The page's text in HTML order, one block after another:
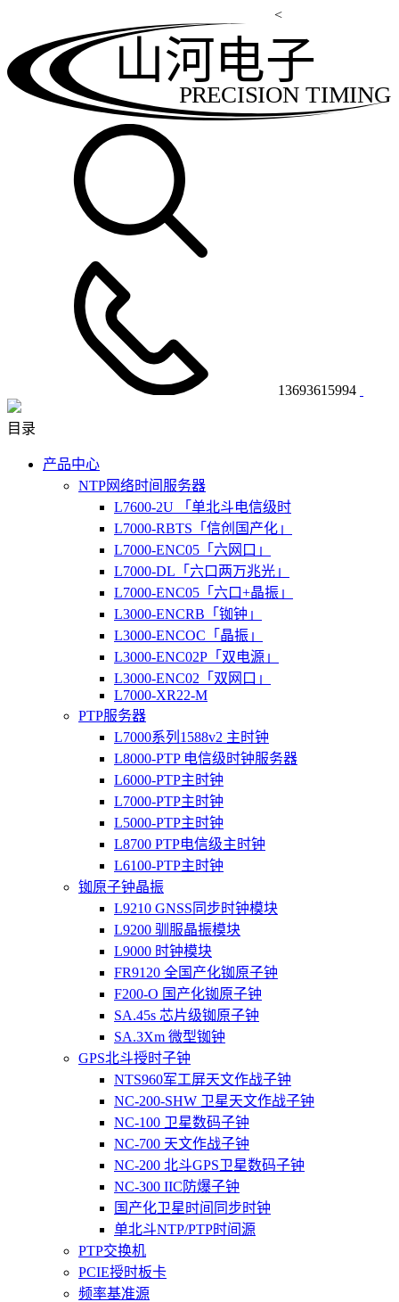
<
PRECISION TIMING
山河电子
13693615994
目录
产品中心
NTP网络时间服务器
L7600-2U 「单北斗电信级时
L7000-RBTS「信创国产化」
L7000-ENC05「六网口」
L7000-DL「六口两万兆光」
L7000-ENC05「六口+晶振」
L3000-ENCRB「铷钟」
L3000-ENCOC「晶振」
L3000-ENC02P「双电源」
L3000-ENC02「双网口」
L7000-XR22-M
PTP服务器
L7000系列1588v2 主时钟
L8000-PTP 电信级时钟服务器
L6000-PTP主时钟
L7000-PTP主时钟
L5000-PTP主时钟
L8700 PTP电信级主时钟
L6100-PTP主时钟
铷原子钟晶振
L9210 GNSS同步时钟模块
L9200 驯服晶振模块
L9000 时钟模块
FR9120 全国产化铷原子钟
F200-O 国产化铷原子钟
SA.45s 芯片级铷原子钟
SA.3Xm 微型铷钟
GPS北斗授时子钟
NTS960军工屏天文作战子钟
NC-200-SHW 卫星天文作战子钟
NC-100 卫星数码子钟
NC-700 天文作战子钟
NC-200 北斗GPS卫星数码子钟
NC-300 IIC防爆子钟
国产化卫星时间同步时钟
单北斗NTP/PTP时间源
PTP交换机
PCIE授时板卡
频率基准源